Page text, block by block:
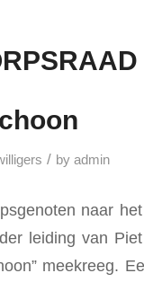
/ by admin
naar
leiding van
meekreeg.